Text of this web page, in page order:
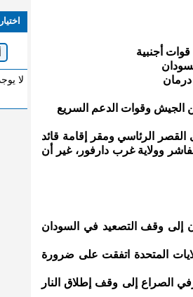
أجنبية
الجيش وقوات الدعم السريع
الرئاسي ومقر إقامة قائد
وولاية غرب دارفور، غير أن
إلى وقف التصعيد في السودان
المتحدة اتفقت على ضرورة
الصراع إلى وقف إطلاق النار
لا